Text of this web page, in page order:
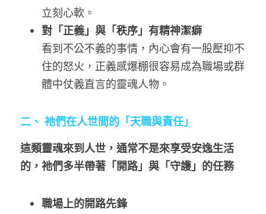
立刻心軟。
對「正義」與「秩序」有精神潔癖
看到不公不義的事情，內心會有一股壓抑不
住的怒火，正義感爆棚很容易成為職場或群
體中仗義直言的靈魂人物。
二、 祂們在人世間的「天職與責任」
這類靈魂來到人世，通常不是來享受安逸生活
的，祂們多半帶著「開路」與「守護」的任務
職場上的開路先鋒